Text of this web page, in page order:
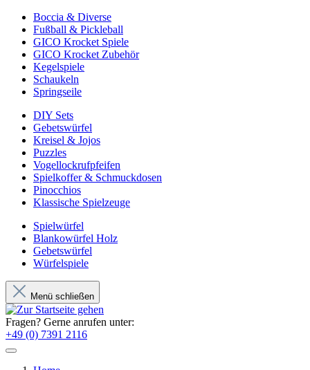
Boccia & Diverse
Fußball & Pickleball
GICO Krocket Spiele
GICO Krocket Zubehör
Kegelspiele
Schaukeln
Springseile
DIY Sets
Gebetswürfel
Kreisel & Jojos
Puzzles
Vogellockrufpfeifen
Spielkoffer & Schmuckdosen
Pinocchios
Klassische Spielzeuge
Spielwürfel
Blankowürfel Holz
Gebetswürfel
Würfelspiele
Menü schließen
Fragen? Gerne anrufen unter:
+49 (0) 7391 2116